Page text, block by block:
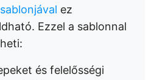
ez
Ezzel a sablonnal
és felelősségi